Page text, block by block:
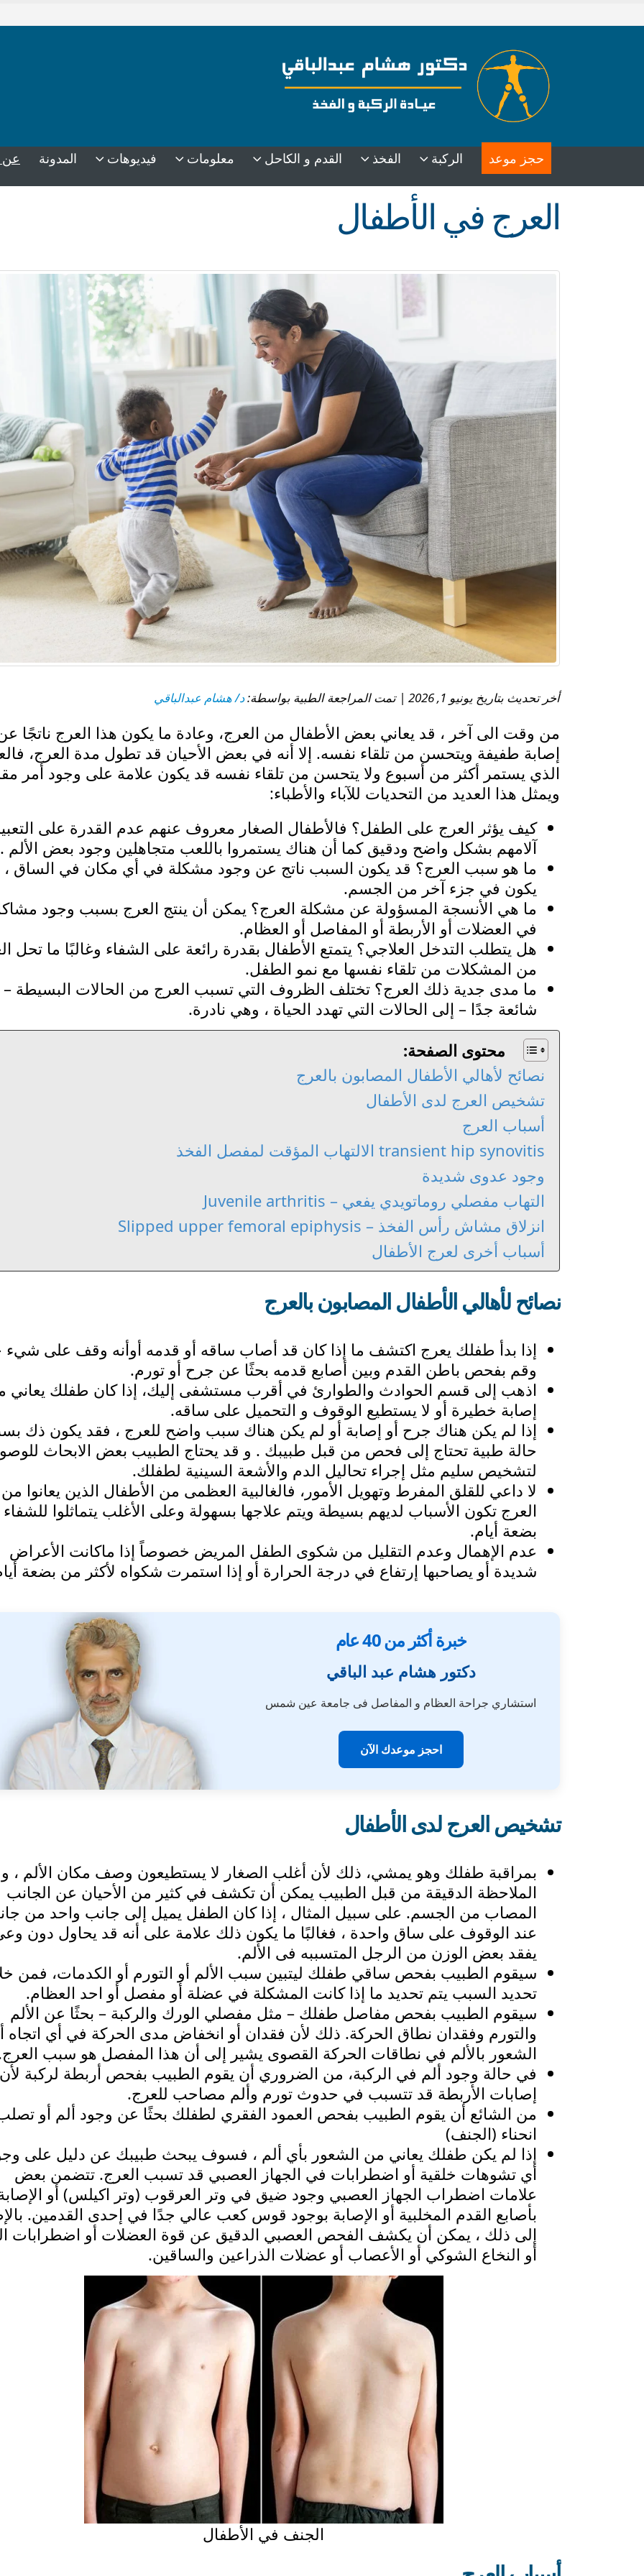
حجز موعد الركبة الفخذ القدم و الكاحل معلومات فيديوهات المدونة عن
العرج في الأطفال
أخر تحديث بتاريخ يونيو 1, 2026 | تمت المراجعة الطبية بواسطة: د/ هشام عبدالباقي
من وقت الى آخر ، قد يعاني بعض الأطفال من العرج، وعادة ما يكون هذا العرج ناتجًا
إصابة طفيفة ويتحسن من تلقاء نفسه. إلا أنه في بعض الأحيان قد تطول مدة العرج،
الذي يستمر أكثر من أسبوع ولا يتحسن من تلقاء نفسه قد يكون علامة على وجود أمر
ويمثل هذا العديد من التحديات للآباء والأطباء:
كيف يؤثر العرج على الطفل؟ فالأطفال الصغار معروف عنهم عدم القدرة على
آلامهم بشكل واضح ودقيق كما أن هناك يستمروا باللعب متجاهلين وجود بعض الألم .
ما هو سبب العرج؟ قد يكون السبب ناتج عن وجود مشكلة في أي مكان في الساق ،
يكون في جزء آخر من الجسم.
ما هي الأنسجة المسؤولة عن مشكلة العرج؟ يمكن أن ينتج العرج بسبب وجود
في العضلات أو الأربطة أو المفاصل أو العظام.
هل يتطلب التدخل العلاجي؟ يتمتع الأطفال بقدرة رائعة على الشفاء وغالبًا ما تحل
من المشكلات من تلقاء نفسها مع نمو الطفل.
ما مدى جدية ذلك العرج؟ تختلف الظروف التي تسبب العرج من الحالات البسيطة
شائعة جدًا – إلى الحالات التي تهدد الحياة ، وهي نادرة.
محتوى الصفحة:
نصائح لأهالي الأطفال المصابون بالعرج
تشخيص العرج لدى الأطفال
أسباب العرج
transient hip synovitis الالتهاب المؤقت لمفصل الفخذ
وجود عدوى شديدة
التهاب مفصلي روماتويدي يفعي – Juvenile arthritis
انزلاق مشاش رأس الفخذ – Slipped upper femoral epiphysis
أسباب أخرى لعرج الأطفال
نصائح لأهالي الأطفال المصابون بالعرج
إذا بدأ طفلك يعرج اكتشف ما إذا كان قد أصاب ساقه أو قدمه أوأنه وقف على شيء
وقم بفحص باطن القدم وبين أصابع قدمه بحثًا عن جرح أو تورم.
اذهب إلى قسم الحوادث والطوارئ في أقرب مستشفى إليك، إذا كان طفلك يعاني
إصابة خطيرة أو لا يستطيع الوقوف و التحميل على ساقه.
إذا لم يكن هناك جرح أو إصابة أو لم يكن هناك سبب واضح للعرج ، فقد يكون ذك
حالة طبية تحتاج إلى فحص من قبل طبيبك . و قد يحتاج الطبيب بعض الابحاث
لتشخيص سليم مثل إجراء تحاليل الدم والأشعة السينية لطفلك.
لا داعي للقلق المفرط وتهويل الأمور، فالغالبية العظمى من الأطفال الذين يعانوا من
العرج تكون الأسباب لديهم بسيطة ويتم علاجها بسهولة وعلى الأغلب يتماثلوا
بضعة أيام.
عدم الإهمال وعدم التقليل من شكوى الطفل المريض خصوصاً إذا ماكانت الأعراض
شديدة أو يصاحبها إرتفاع في درجة الحرارة أو إذا استمرت شكواه لأكثر من بضعة
خبرة أكثر من 40 عام
دكتور هشام عبد الباقي
استشاري جراحة العظام و المفاصل فى جامعة عين شمس
احجز موعدك الآن
تشخيص العرج لدى الأطفال
بمراقبة طفلك وهو يمشي، ذلك لأن أغلب الصغار لا يستطيعون وصف مكان الألم ،
الملاحظة الدقيقة من قبل الطبيب يمكن أن تكشف في كثير من الأحيان عن الجانب
المصاب من الجسم. على سبيل المثال ، إذا كان الطفل يميل إلى جانب واحد من
عند الوقوف على ساق واحدة ، فغالبًا ما يكون ذلك علامة على أنه قد يحاول دون
يفقد بعض الوزن من الرجل المتسببه فى الألم.
سيقوم الطبيب بفحص ساقي طفلك ليتبين سبب الألم أو التورم أو الكدمات، فمن
تحديد السبب يتم تحديد ما إذا كانت المشكلة في عضلة أو مفصل أو احد العظام.
سيقوم الطبيب بفحص مفاصل طفلك – مثل مفصلي الورك والركبة – بحثًا عن الألم
والتورم وفقدان نطاق الحركة. ذلك لأن فقدان أو انخفاض مدى الحركة في أي اتجاه
الشعور بالألم في نطاقات الحركة القصوى يشير إلى أن هذا المفصل هو سبب
في حالة وجود ألم في الركبة، من الضروري أن يقوم الطبيب بفحص أربطة لركبة لأن
إصابات الأربطة قد تتسبب في حدوث تورم وألم مصاحب للعرج.
من الشائع أن يقوم الطبيب بفحص العمود الفقري لطفلك بحثًا عن وجود ألم أو
انحناء (الجنف)
إذا لم يكن طفلك يعاني من الشعور بأي ألم ، فسوف يبحث طبيبك عن دليل على
أي تشوهات خلقية أو اضطرابات في الجهاز العصبي قد تسبب العرج. تتضمن بعض
علامات اضطراب الجهاز العصبي وجود ضيق في وتر العرقوب (وتر اكيلس) أو
بأصابع القدم المخلبية أو الإصابة بوجود قوس كعب عالي جدًا في إحدى القدمين.
إلى ذلك ، يمكن أن يكشف الفحص العصبي الدقيق عن قوة العضلات أو اضطرابات
أو النخاع الشوكي أو الأعصاب أو عضلات الذراعين والساقين.
الجنف في الأطفال